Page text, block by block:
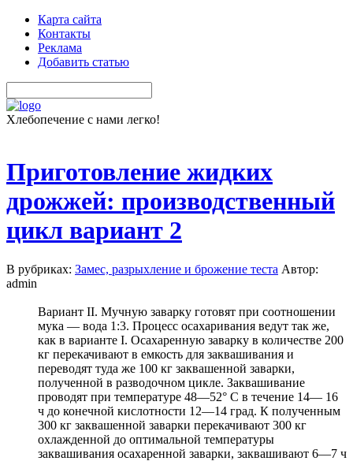
Карта сайта
Контакты
Реклама
Добавить статью
Хлебопечение с нами легко!
Приготовление жидких
дрожжей: производственный
цикл вариант 2
В рубриках: Замес, разрыхление и брожение теста Автор:
admin
Вариант II. Мучную заварку готовят при соотношении
мука — вода 1:3. Процесс осахаривания ведут так же,
как в варианте I. Осахаренную заварку в количестве 200
кг перекачивают в емкость для заквашивания и
переводят туда же 100 кг заквашенной заварки,
полученной в разводочном цикле. Заквашивание
проводят при температуре 48—52° С в течение 14— 16
ч до конечной кислотности 12—14 град. К полученным
300 кг заквашенной заварки перекачивают 300 кг
охлажденной до оптимальной температуры
заквашивания осахаренной заварки, заквашивают 6—7 ч